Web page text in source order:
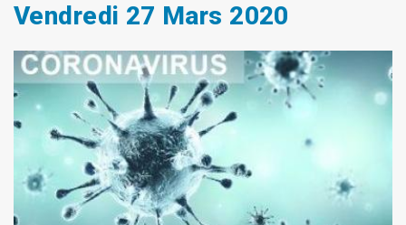
Vendredi 27 Mars 2020